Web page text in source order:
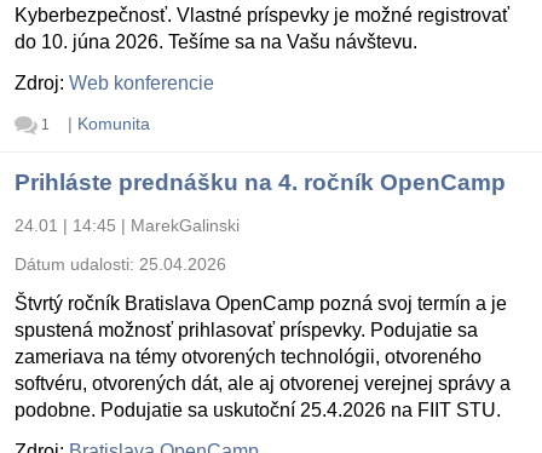
Kyberbezpečnosť. Vlastné príspevky je možné registrovať
do 10. júna 2026. Tešíme sa na Vašu návštevu.
Zdroj: Web konferencie
1 | Komunita
Prihláste prednášku na 4. ročník OpenCamp
24.01 | 14:45 | MarekGalinski
Dátum udalosti: 25.04.2026
Štvrtý ročník Bratislava OpenCamp pozná svoj termín a je
spustená možnosť prihlasovať príspevky. Podujatie sa
zameriava na témy otvorených technológii, otvoreného
softvéru, otvorených dát, ale aj otvorenej verejnej správy a
podobne. Podujatie sa uskutoční 25.4.2026 na FIIT STU.